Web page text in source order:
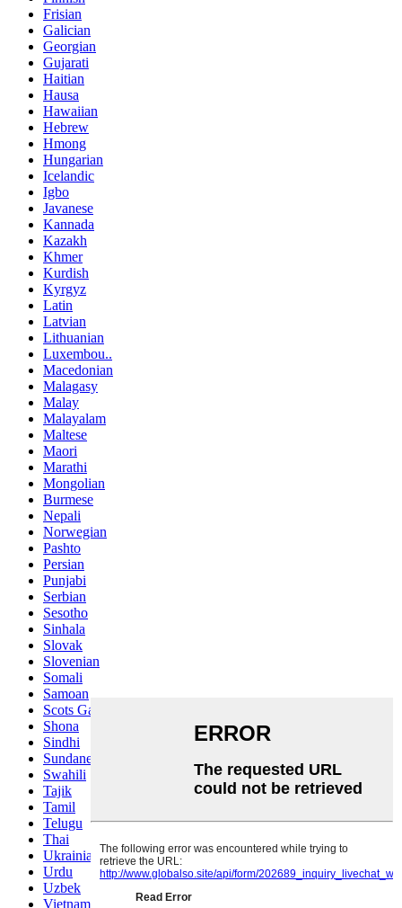
Frisian
Galician
Georgian
Gujarati
Haitian
Hausa
Hawaiian
Hebrew
Hmong
Hungarian
Icelandic
Igbo
Javanese
Kannada
Kazakh
Khmer
Kurdish
Kyrgyz
Latin
Latvian
Lithuanian
Luxembou..
Macedonian
Malagasy
Malay
Malayalam
Maltese
Maori
Marathi
Mongolian
Burmese
Nepali
Norwegian
Pashto
Persian
Punjabi
Serbian
Sesotho
Sinhala
Slovak
Slovenian
Somali
Samoan
Scots Gaelic
Shona
Sindhi
Sundanese
Swahili
Tajik
Tamil
Telugu
Thai
Ukrainian
Urdu
Uzbek
Vietnamese